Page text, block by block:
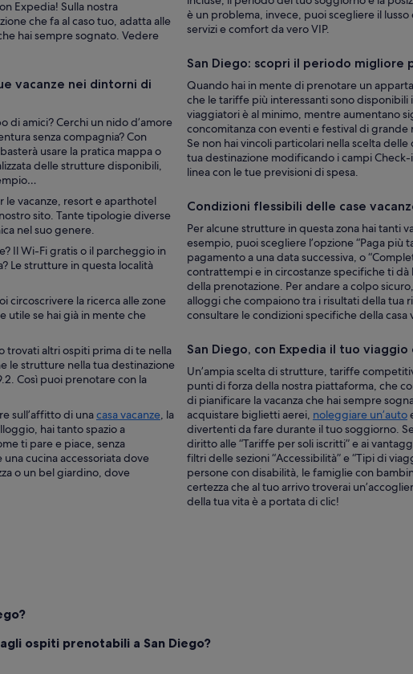
Expedia! Sulla nostra
che fa al caso tuo, adatta alle
hai sempre sognato. Vedere
vacanze nei dintorni di
di amici? Cerchi un nido d’amore
senza compagnia? Con
usare la pratica mappa o
delle strutture disponibili,
vacanze, resort e aparthotel
sito. Tante tipologie diverse
nel suo genere.
Il Wi-Fi gratis o il parcheggio in
Le strutture in questa località
circoscrivere la ricerca alle zone
utile se hai già in mente che
trovati altri ospiti prima di te nella
le strutture nella tua destinazione
Così puoi prenotare con la
sull’affitto di unacasa vacanze, la
hai tanto spazio a
ti pare e piace, senza
cucina accessoriata dove
o un bel giardino, dove
è un problema, invece, puoi scegliere il
servizi e comfort da vero VIP.
San Diego: scopri il periodo migliore
Quando hai in mente di prenotare un
che le tariffe più interessanti sono disponibili
viaggiatori è al minimo, mentre aumentano
concomitanza con eventi e festival di
Se non hai vincoli particolari nella scelta
tua destinazione modificando i campi
linea con le tue previsioni di spesa.
Condizioni flessibili delle case
Per alcune strutture in questa zona hai tanti
esempio, puoi scegliere l’opzione “Paga
pagamento a una data successiva, o
contrattempi e in circostanze specifiche ti
della prenotazione. Per andare a colpo
alloggi che compaiono tra i risultati della tua
consultare le condizioni specifiche della
San Diego, con Expedia il tuo
Un’ampia scelta di strutture, tariffe
punti di forza della nostra piattaforma, che
di pianificare la vacanza che hai sempre
acquistare biglietti aerei, noleggiare un’auto
divertenti da fare durante il tuo soggiorno.
diritto alle “Tariffe per soli iscritti” e ai
filtri delle sezioni “Accessibilità” e “Tipi di
persone con disabilità, le famiglie con
certezza che al tuo arrivo troverai
della tua vita è a portata di clic!
ospiti prenotabili a San Diego?